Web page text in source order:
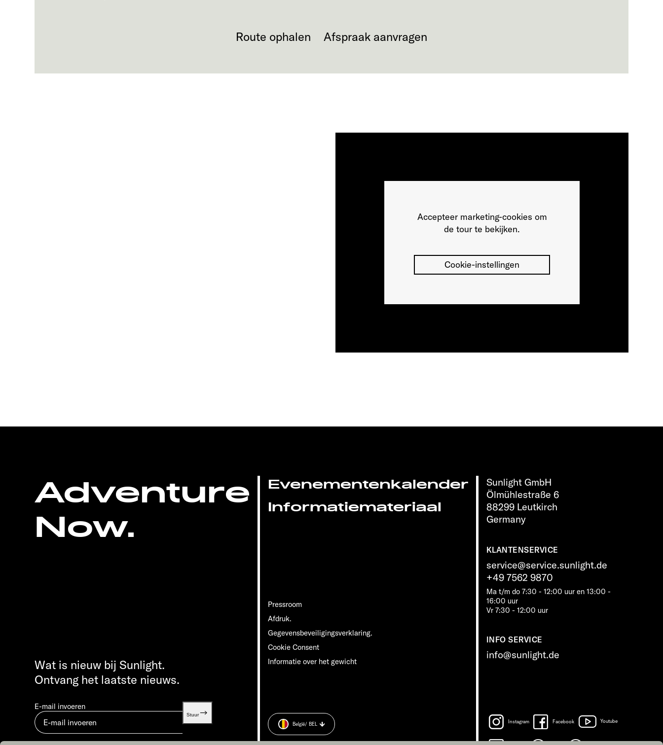
Route ophalen Afspraak aanvragen
Accepteer marketing-cookies om
de tour te bekijken.
Cookie-instellingen
Adventure
Now.
Sunlight GmbH
Ölmühlestraße 6
88299 Leutkirch
Germany
KLANTENSERVICE
service@service.sunlight.de
+49 7562 9870
Ma t/m do 7:30 - 12:00 uur en 13:00 -
16:00 uur
Vr 7:30 - 12:00 uur
INFO SERVICE
info@sunlight.de
Evenementenkalender
Informatiemateriaal
Pressroom
Afdruk.
Gegevensbeveiligingsverklaring.
Cookie Consent
Informatie over het gewicht
Wat is nieuw bij Sunlight.
Ontvang het laatste nieuws.
E-mail invoeren
Stuur
Instagram Facebook Youtube
België/ BEL